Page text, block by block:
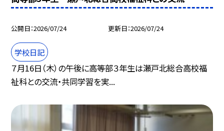
公開日 2026/07/24 更新日 2026/07/24
学校日記
７月16日（木）の午後に高等部３年生は瀬戸北総合高校福
祉科との交流・共同学習を実...